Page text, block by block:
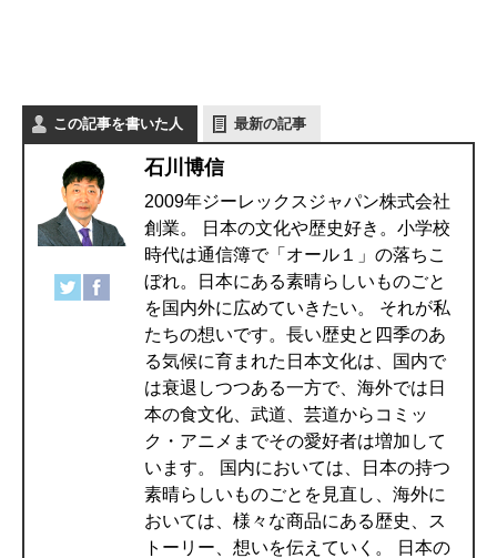
この記事を書いた人 最新の記事
石川博信
2009年ジーレックスジャパン株式会社
創業。 日本の文化や歴史好き。小学校
時代は通信簿で「オール１」の落ちこ
ぼれ。日本にある素晴らしいものごと
を国内外に広めていきたい。 それが私
たちの想いです。長い歴史と四季のあ
る気候に育まれた日本文化は、国内で
は衰退しつつある一方で、海外では日
本の食文化、武道、芸道からコミッ
ク・アニメまでその愛好者は増加して
います。 国内においては、日本の持つ
素晴らしいものごとを見直し、海外に
おいては、様々な商品にある歴史、ス
トーリー、想いを伝えていく。 日本の